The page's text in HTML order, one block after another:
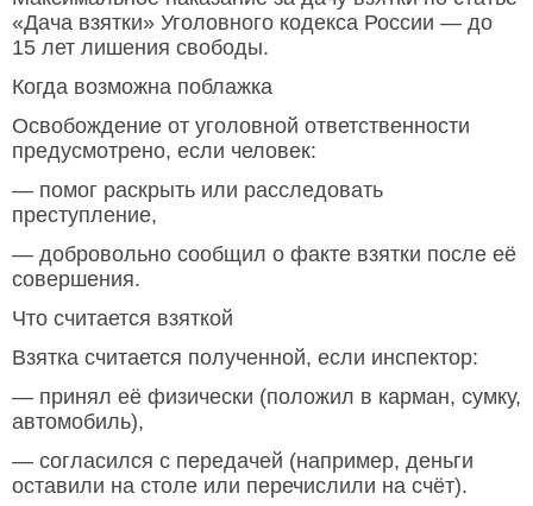
«Дача взятки» Уголовного кодекса России — до
15 лет лишения свободы.
Когда возможна поблажка
Освобождение от уголовной ответственности
предусмотрено, если человек:
— помог раскрыть или расследовать
преступление,
— добровольно сообщил о факте взятки после её
совершения.
Что считается взяткой
Взятка считается полученной, если инспектор:
— принял её физически (положил в карман, сумку,
автомобиль),
— согласился с передачей (например, деньги
оставили на столе или перечислили на счёт).